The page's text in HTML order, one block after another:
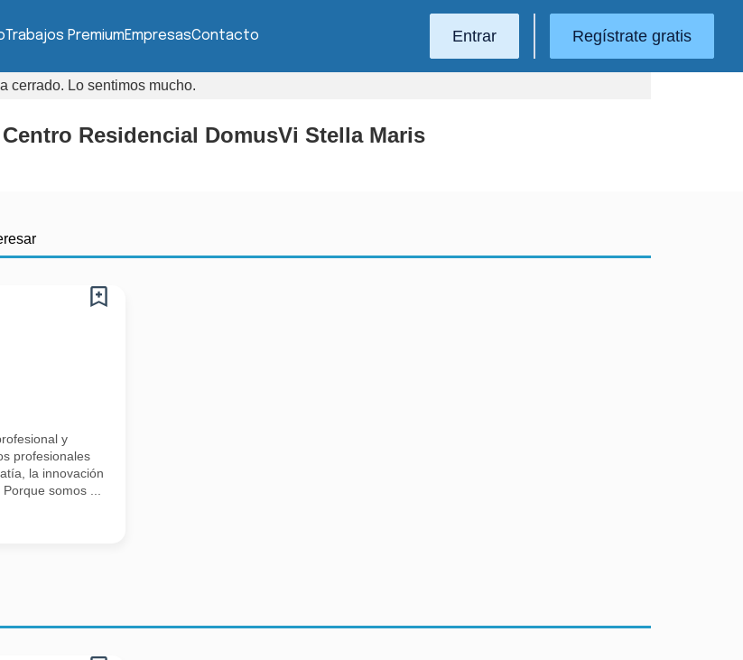
Trabajos PremiumEmpresasContacto Entrar Regístrate gratis
cerrado. Lo sentimos mucho.
Residencial DomusVi Stella Maris
y
profesionales
la innovación
somos ...